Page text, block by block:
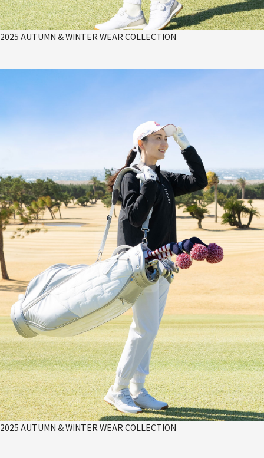
2025 AUTUMN & WINTER WEAR COLLECTION
2025 AUTUMN & WINTER WEAR COLLECTION